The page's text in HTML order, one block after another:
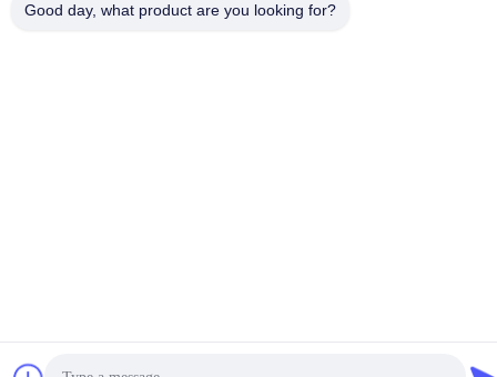
Allemaal. Alle rechten voorbehouden.
Good day, what product are you looking for?